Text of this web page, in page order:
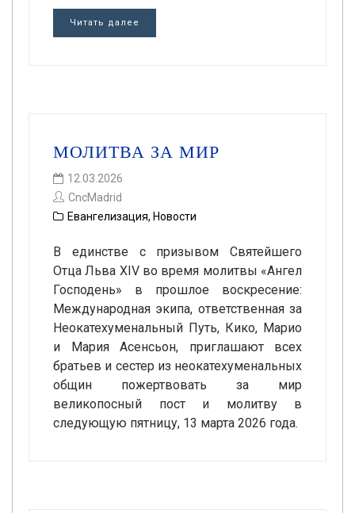
Читать далее
МОЛИТВА ЗА МИР
12.03.2026
CncMadrid
Евангелизация, Новости
В единстве с призывом Святейшего
Отца Льва XIV во время молитвы «Ангел
Господень» в прошлое воскресение:
Международная экипа, ответственная за
Неокатехуменальный Путь, Кико, Марио
и Мария Асенсьон, приглашают всех
братьев и сестер из неокатехуменальных
общин пожертвовать за мир
великопосный пост и молитву в
следующую пятницу, 13 марта 2026 года.